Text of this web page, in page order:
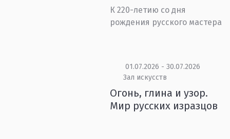
К 220-летию со дня
рождения русского мастера
01.07.2026 - 30.07.2026
Зал искусств
Огонь, глина и узор.
Мир русских изразцов